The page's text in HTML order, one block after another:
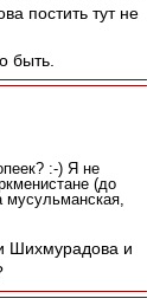
постить тут не
быть.
:-) Я не
(до
мусульманская,
Шихмурадова и